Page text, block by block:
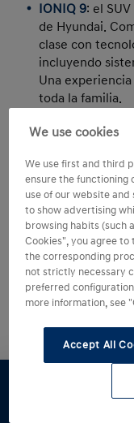
IONIQ 9: el
de Hyundai.
clase con
incluyendo
Una
toda la familia.
NEXO
: un SUV
aerodinámica y
atrae todas las
hidrógeno, por
agua allá por
¿Qué dudas
We use cookies
We use first and third
ensure the functioning
use of our website
to show advertising
browsing habits (such
Cookies", you agree to
the corresponding
not strictly necessary
preferred
more information, see
Accept All